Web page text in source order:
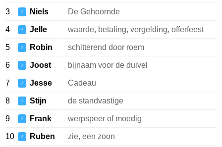
3 ♂ Niels De Gehoornde
4 ♂ Jelle waarde, betaling, vergelding, offerfeest
5 ♂ Robin schitterend door roem
6 ♂ Joost bijnaam voor de duivel
7 ♂ Jesse Cadeau
8 ♂ Stijn de standvastige
9 ♂ Frank werpspeer of moedig
10 ♂ Ruben zie, een zoon